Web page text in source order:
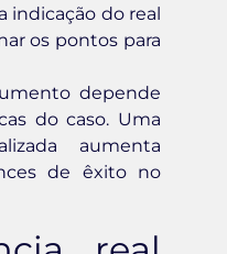
indicação do real
os pontos para
depende
do caso. Uma
aumenta
de êxito no